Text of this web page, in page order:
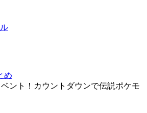
め
ント！カウントダウンで伝説ポケモ